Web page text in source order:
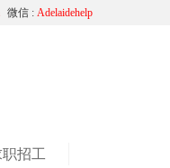
微信 : Adelaidehelp
招工